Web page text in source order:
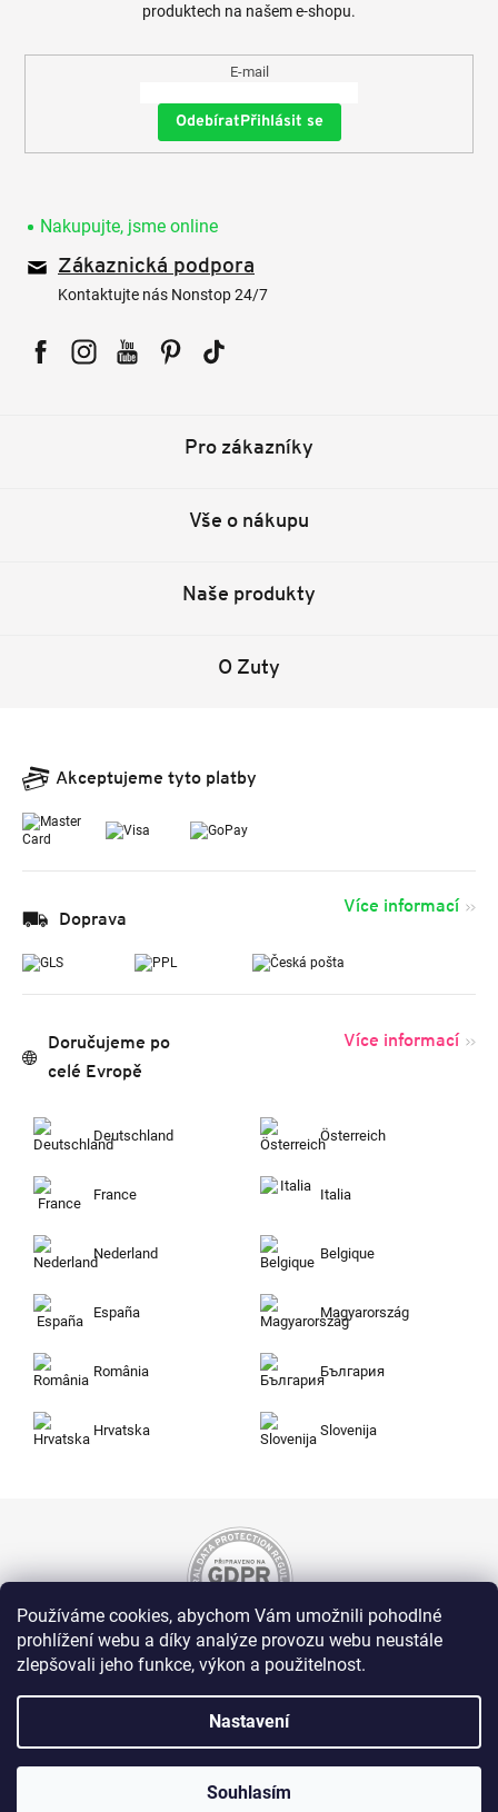
Používáme cookies, abychom Vám umožnili pohodlné
prohlížení webu a díky analýze provozu webu neustále
zlepšovali jeho funkce, výkon a použitelnost.
Nastavení
Souhlasím
produktech na našem e-shopu.
E-mail
Přihlásit se
Nakupujte, jsme online
Zákaznická podpora
Kontaktujte nás Nonstop 24/7
Pro zákazníky
Vše o nákupu
Naše produkty
O Zuty
Akceptujeme tyto platby
Doprava
Více informací
Doručujeme po
celé Evropě
Více informací
Deutschland Österreich
France Italia
Nederland Belgique
España Magyarország
România България
Hrvatska Slovenija
Nakupujte na Zuty bezpečně a bez obav. Díky
prohlížečem a serverem se přenášejí v
Zuty, Westlogic s.r.o., Olomoucká 267/29, Opava, 746 01